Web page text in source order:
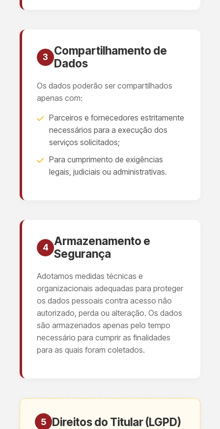
3
Compartilhamento de
Dados
Os dados poderão ser compartilhados
apenas com:
Parceiros e fornecedores estritamente
necessários para a execução dos
serviços solicitados;
Para cumprimento de exigências
legais, judiciais ou administrativas.
4
Armazenamento e
Segurança
Adotamos medidas técnicas e
organizacionais adequadas para proteger
os dados pessoais contra acesso não
autorizado, perda ou alteração. Os dados
são armazenados apenas pelo tempo
necessário para cumprir as finalidades
para as quais foram coletados.
5 Direitos do Titular (LGPD)